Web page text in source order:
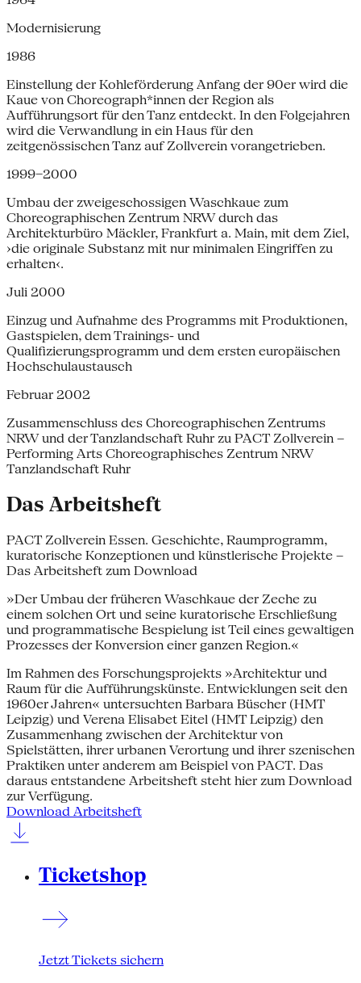
Modernisierung
1986
Einstellung der Kohleförderung Anfang der 90er wird die
Kaue von Choreograph*innen der Region als
Aufführungsort für den Tanz entdeckt. In den Folgejahren
wird die Verwandlung in ein Haus für den
zeitgenössischen Tanz auf Zollverein vorangetrieben.
1999–2000
Umbau der zweigeschossigen Waschkaue zum
Choreographischen Zentrum NRW durch das
Architekturbüro Mäckler, Frankfurt a. Main, mit dem Ziel,
›die originale Substanz mit nur minimalen Eingriffen zu
erhalten‹.
Juli 2000
Einzug und Aufnahme des Programms mit Produktionen,
Gastspielen, dem Trainings- und
Qualifizierungsprogramm und dem ersten europäischen
Hochschulaustausch
Februar 2002
Zusammenschluss des Choreographischen Zentrums
NRW und der Tanzlandschaft Ruhr zu PACT Zollverein –
Performing Arts Choreographisches Zentrum NRW
Tanzlandschaft Ruhr
Das Arbeitsheft
PACT Zollverein Essen. Geschichte, Raumprogramm,
kuratorische Konzeptionen und künstlerische Projekte –
Das Arbeitsheft zum Download
»Der Umbau der früheren Waschkaue der Zeche zu
einem solchen Ort und seine kuratorische Erschließung
und programmatische Bespielung ist Teil eines gewaltigen
Prozesses der Konversion einer ganzen Region.«
Im Rahmen des Forschungsprojekts »Architektur und
Raum für die Aufführungskünste. Entwicklungen seit den
1960er Jahren« untersuchten Barbara Büscher (HMT
Leipzig) und Verena Elisabet Eitel (HMT Leipzig) den
Zusammenhang zwischen der Architektur von
Spielstätten, ihrer urbanen Verortung und ihrer szenischen
Praktiken unter anderem am Beispiel von PACT. Das
daraus entstandene Arbeitsheft steht hier zum Download
zur Verfügung.
Download Arbeitsheft
Ticketshop
Jetzt Tickets sichern